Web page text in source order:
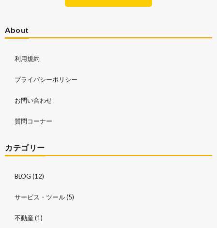
About
利用規約
プライバシーポリシー
お問い合わせ
質問コーナー
カテゴリー
BLOG (12)
サービス・ツール(5)
不動産(1)